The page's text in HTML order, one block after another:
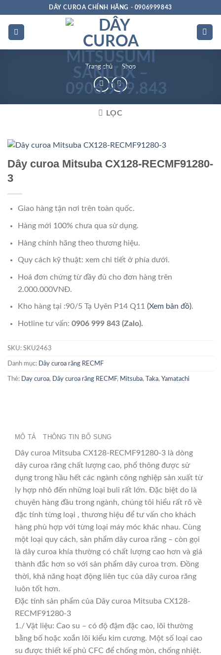
dung
DÂY CUROA CHÍNH HÃNG - 0906999843
Trang chủ » Shop
LỌC
Dây curoa Mitsuba CX128-RECMF91280-
3
Giao hàng tận nơi trên toàn quốc.
Hàng mới 100% chưa qua sử dụng.
Hàng chính hãng theo thương hiệu.
Quy cách kỹ thuật: xem chi tiết ở phía dưới.
Hoá đơn chứng từ đầy đủ cho đơn hàng trên
2.000.000VNĐ.
Kho hàng tại :90/5 Tạ Uyên P14 Q11 (Xem bản đồ).
Hotline tư vấn: 0906 999 843 (Zalo).
SKU: SKU2463
Danh mục: Dây curoa răng RECMF
Thẻ: Day curoa, Dây curoa răng RECMF, Mitsuba, Taka, Yamatachi
MÔ TẢ THÔNG TIN BỔ SUNG
Dây curoa Mitsuba CX128-RECMF91280-3 là dòng
dây curoa răng chất lượng cao, phổ thông được sử
dụng trong hầu hết các ngành công nghiệp sản xuất từ
ly hợp nhỏ đến những loại buli rất lớn. Đặc biệt do là
chuyên hàng đầu trong ngành, chúng tôi hiểu rất rõ về
đặc tính từng loại , thương hiệu để tư vấn cho khách
hàng phù hợp với từng loại máy móc khác nhau. Cùng
một loại quy cách, sản phẩm dây curoa răng – còn gọi
là dây curoa khía thường có chất lượng cao hơn và giá
thành đắc hơn so với sản phẩm dây curoa trơn. Đồng
thời, khả năng hoạt động liên tục của dây curoa răng
luôn tốt hơn.
Đặc tính sản phẩm của Dây curoa Mitsuba CX128-
RECMF91280-3
1./ Vật liệu: Cao su – có độ đậm đặc cao, lõi thường
bằng bố hoặc xoắn lõi kiểu kim cương. Một số loại cao
su được thiết kế phủ CFC để chống mòn, chống nhiệt.